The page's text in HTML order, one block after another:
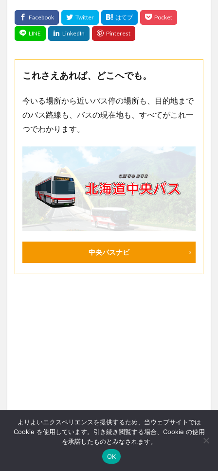
これさえあれば、どこへでも。
今いる場所から近いバス停の場所も、目的地まで
のバス路線も、バスの現在地も、すべてがこれ一
つでわかります。
中央バスナビ
メニュー
よりよいエクスペリエンスを提供するため、当ウェブサイトでは
Cookie を使用しています。引き続き閲覧する場合、Cookie の使用
を承諾したものとみなされます。
OK